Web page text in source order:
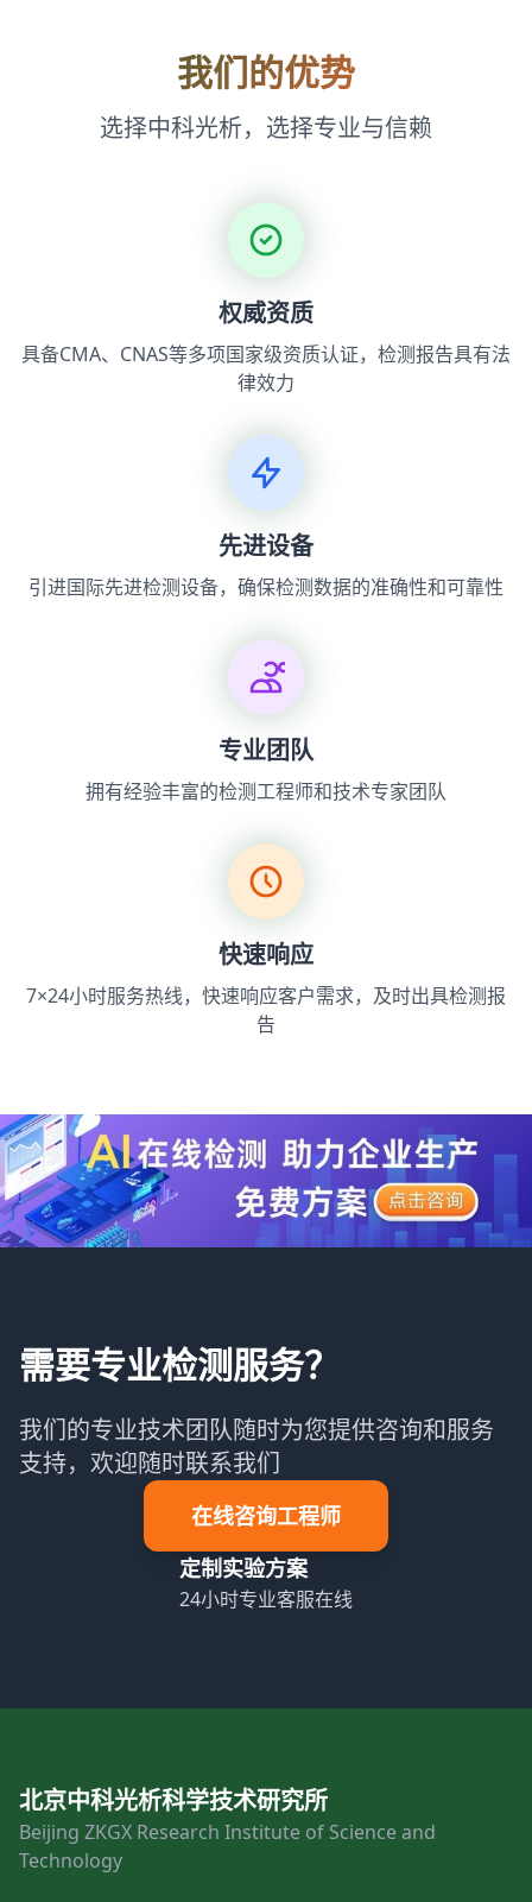
我们的优势
选择中科光析，选择专业与信赖
权威资质
具备CMA、CNAS等多项国家级资质认证，检测报告具有法
律效力
先进设备
引进国际先进检测设备，确保检测数据的准确性和可靠性
专业团队
拥有经验丰富的检测工程师和技术专家团队
快速响应
7×24小时服务热线，快速响应客户需求，及时出具检测报
告
需要专业检测服务？
我们的专业技术团队随时为您提供咨询和服务
支持，欢迎随时联系我们
在线咨询工程师
定制实验方案
24小时专业客服在线
北京中科光析科学技术研究所
Beijing ZKGX Research Institute of Science and
Technology